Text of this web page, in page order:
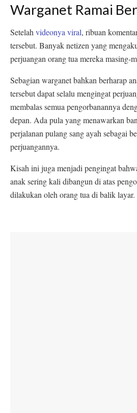
Warganet Ramai
Setelah videonya viral, ribuan
tersebut. Banyak netizen yang
perjuangan orang tua mereka masing-
Sebagian warganet bahkan berharap
tersebut dapat selalu mengingat
membalas semua pengorbanannya
depan. Ada pula yang menawarkan
perjalanan pulang sang ayah sebagai
perjuangannya.
Kisah ini juga menjadi pengingat
anak sering kali dibangun di atas
dilakukan oleh orang tua di balik layar.